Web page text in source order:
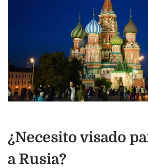
¿Necesito visado
a Rusia?